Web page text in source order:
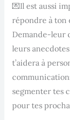
💌Il est aussi
répondre à ton
Demande-leur
leurs
t’aidera à
segmenter tes
pour tes